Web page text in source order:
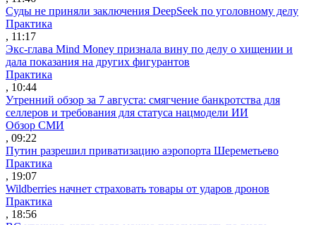
Суды не приняли заключения DeepSeek по уголовному делу
Практика
, 11:17
Экс-глава Mind Money признала вину по делу о хищении и
дала показания на других фигурантов
Практика
, 10:44
Утренний обзор за 7 августа: смягчение банкротства для
селлеров и требования для статуса нацмодели ИИ
Обзор СМИ
, 09:22
Путин разрешил приватизацию аэропорта Шереметьево
Практика
, 19:07
Wildberries начнет страховать товары от ударов дронов
Практика
, 18:56